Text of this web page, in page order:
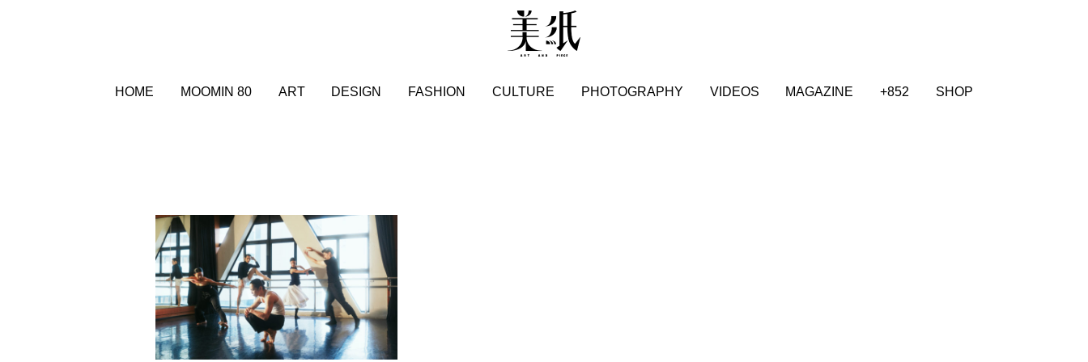
HOME MOOMIN 80 ART DESIGN FASHION CULTURE PHOTOGRAPHY VIDEOS MAGAZINE +852 SHOP